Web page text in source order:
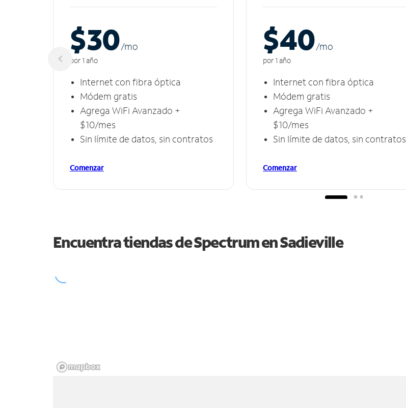
$30/mo
por 1 año
Internet con fibra óptica
Módem gratis
Agrega WiFi Avanzado +
$10/mes
Sin límite de datos, sin contratos
Comenzar
$40/mo
por 1 año
Internet con fibra óptica
Módem gratis
Agrega WiFi Avanzado +
$10/mes
Sin límite de datos, sin contratos
Comenzar
Encuentra tiendas de Spectrum enSadieville